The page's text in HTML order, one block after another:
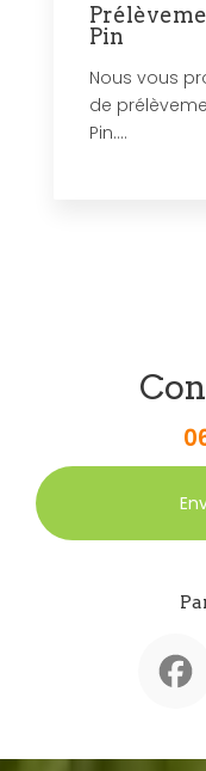
Pin
Nous vous
de
Pin....